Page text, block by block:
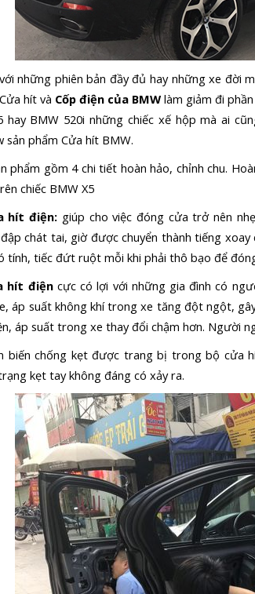
những phiên bản đầy đủ hay những xe đời
hít và Cốp điện của BMW làm giảm đi
hay BMW 520i những chiếc xế hộp mà ai
sản phẩm Cửa hít BMW.
phẩm gồm 4 chi tiết hoàn hảo, chỉnh chu.
chiếc BMW X5
hít điện: giúp cho việc đóng cửa trở nên
chát tai, giờ được chuyển thành tiếng
tính, tiếc đứt ruột mỗi khi phải thô bạo để
hít điện cực có lợi với những gia đình có
áp suất không khí trong xe tăng đột ngột,
áp suất trong xe thay đổi chậm hơn. Người
biến chống kẹt được trang bị trong bộ cửa
kẹt tay không đáng có xảy ra.